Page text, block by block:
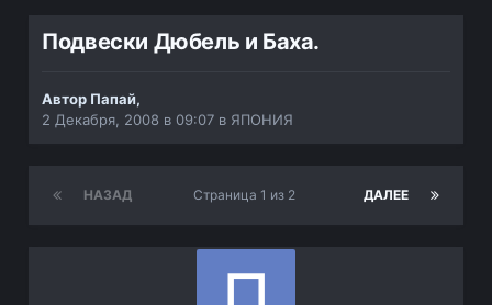
Подвески Дюбель и Баха.
Автор Папай,
2 Декабря, 2008 в 09:07 в ЯПОНИЯ
НАЗАД ДАЛЕЕ
Страница 1 из 2